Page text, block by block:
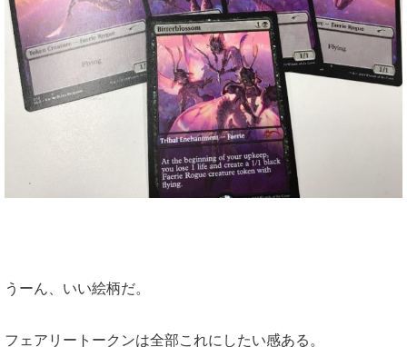
うーん、いい絵柄だ。
フェアリートークンは全部これにしたい感ある。